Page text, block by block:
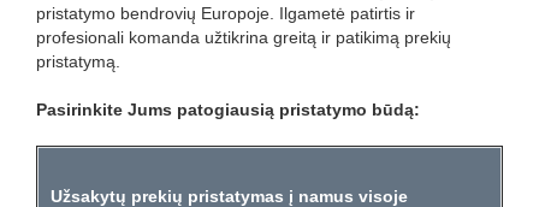
pristatymo bendrovių Europoje. Ilgametė patirtis ir
profesionali komanda užtikrina greitą ir patikimą prekių
pristatymą.
Pasirinkite Jums patogiausią pristatymo būdą:
Užsakytų prekių pristatymas į namus visoje